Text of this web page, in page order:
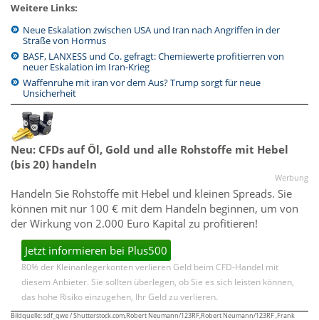
Weitere Links:
Neue Eskalation zwischen USA und Iran nach Angriffen in der
Straße von Hormus
BASF, LANXESS und Co. gefragt: Chemiewerte profitierren von
neuer Eskalation im Iran-Krieg
Waffenruhe mit iran vor dem Aus? Trump sorgt für neue
Unsicherheit
Neu: CFDs auf Öl, Gold und alle Rohstoffe mit Hebel
(bis 20) handeln
Werbung
Handeln Sie Rohstoffe mit Hebel und kleinen Spreads. Sie
können mit nur 100 € mit dem Handeln beginnen, um von
der Wirkung von 2.000 Euro Kapital zu profitieren!
Jetzt informieren bei Plus500
80% der Kleinanlegerkonten verlieren Geld beim CFD-Handel mit
diesem Anbieter. Sie sollten überlegen, ob Sie es sich leisten können,
das hohe Risiko einzugehen, Ihr Geld zu verlieren.
Bildquelle: sdf_qwe / Shutterstock.com,Robert Neumann/123RF,Robert Neumann/123RF ,Frank